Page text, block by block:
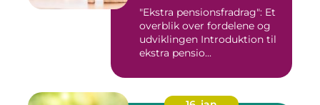
"Ekstra pensionsfradrag": Et
overblik over fordelene og
udviklingen Introduktion til
ekstra pensio...